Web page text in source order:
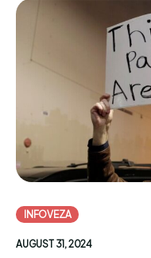
INFOVEZA
AUGUST 31, 2024